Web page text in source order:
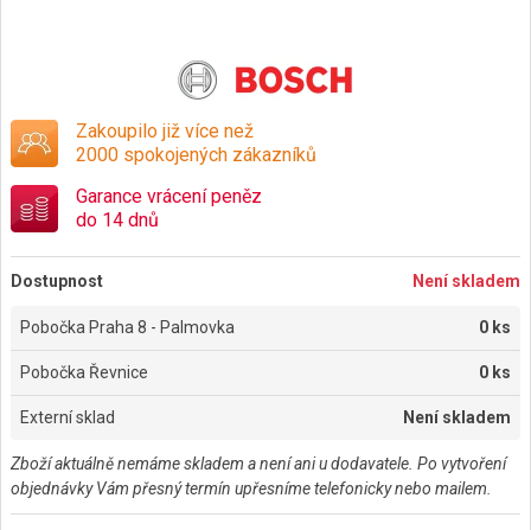
Zakoupilo již více než
2000 spokojených zákazníků
Garance vrácení peněz
do 14 dnů
Dostupnost Není skladem
Pobočka Praha 8 - Palmovka 0 ks
Pobočka Řevnice 0 ks
Externí sklad Není skladem
Zboží aktuálně nemáme skladem a není ani u dodavatele. Po vytvoření
objednávky Vám přesný termín upřesníme telefonicky nebo mailem.